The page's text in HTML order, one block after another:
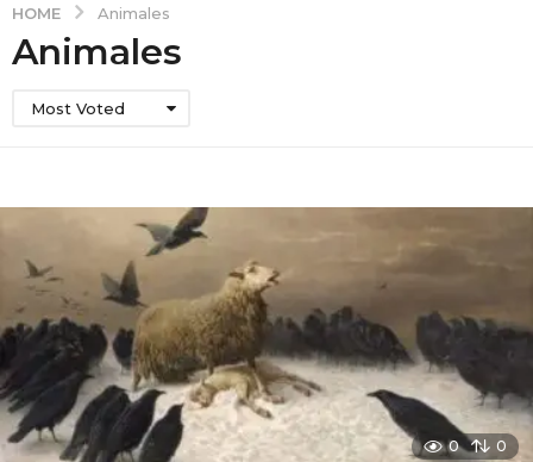
HOME Animales
Animales
Most Voted
0 0